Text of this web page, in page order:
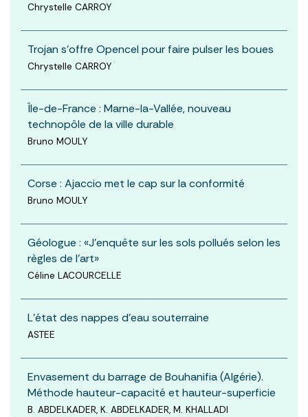
Chrystelle CARROY
Trojan s'offre Opencel pour faire pulser les boues
Chrystelle CARROY
Île-de-France : Marne-la-Vallée, nouveau
technopôle de la ville durable
Bruno MOULY
Corse : Ajaccio met le cap sur la conformité
Bruno MOULY
Géologue : «J'enquête sur les sols pollués selon les
règles de l'art»
Céline LACOURCELLE
L'état des nappes d'eau souterraine
ASTEE
Envasement du barrage de Bouhanifia (Algérie).
Méthode hauteur-capacité et hauteur-superficie
B. ABDELKADER, K. ABDELKADER, M. KHALLADI